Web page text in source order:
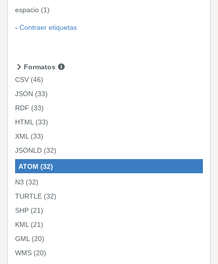
espacio (1)
Contraer etiquetas
Formatos
CSV (46)
JSON (33)
RDF (33)
HTML (33)
XML (33)
JSONLD (32)
ATOM (32)
N3 (32)
TURTLE (32)
SHP (21)
KML (21)
GML (20)
WMS (20)